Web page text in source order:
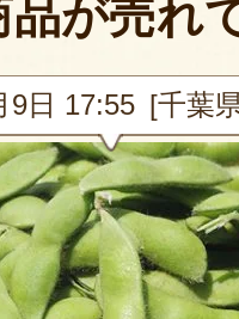
品が売れ
9日 17:55 [新潟